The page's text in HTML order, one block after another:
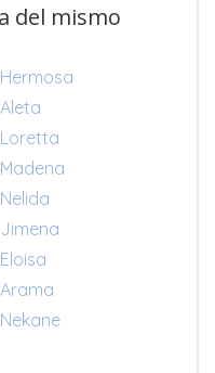
del mismo
Hermosa
Aleta
Loretta
Madena
Nelida
Jimena
Eloisa
Arama
Nekane